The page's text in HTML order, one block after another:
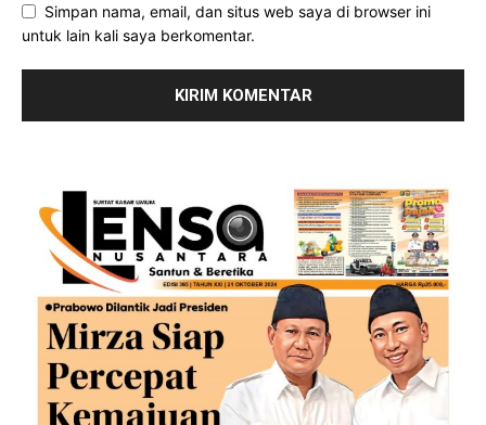
Simpan nama, email, dan situs web saya di browser ini
untuk lain kali saya berkomentar.